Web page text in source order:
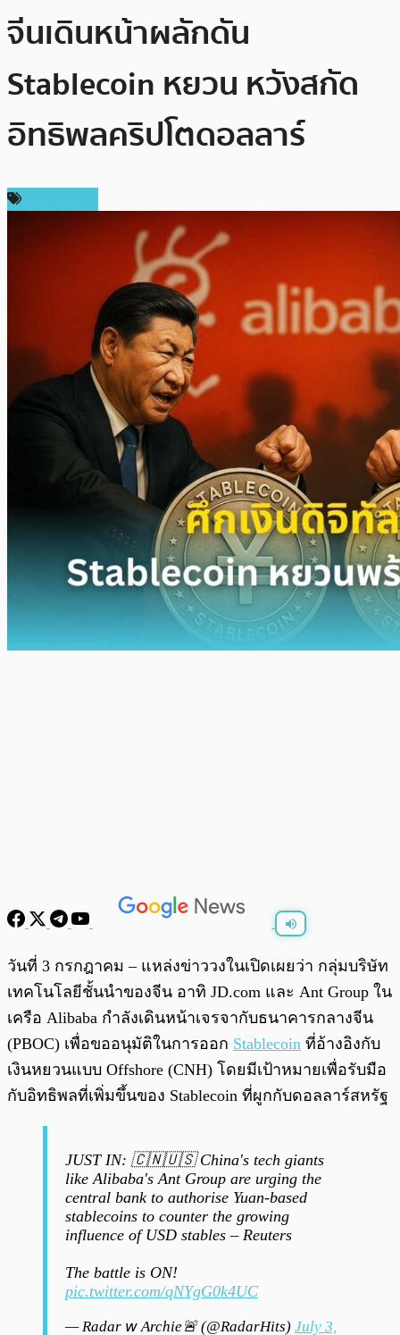
จีนเดินหน้าผลักดัน
Stablecoin หยวน หวังสกัด
อิทธิพลคริปโตดอลลาร์
0:00 / 0:00
วันที่ 3 กรกฎาคม – แหล่งข่าววงในเปิดเผยว่า กลุ่มบริษัท
เทคโนโลยีชั้นนำของจีน อาทิ JD.com และ Ant Group ใน
เครือ Alibaba กำลังเดินหน้าเจรจากับธนาคารกลางจีน
(PBOC) เพื่อขออนุมัติในการออก Stablecoin ที่อ้างอิงกับ
เงินหยวนแบบ Offshore (CNH) โดยมีเป้าหมายเพื่อรับมือ
กับอิทธิพลที่เพิ่มขึ้นของ Stablecoin ที่ผูกกับดอลลาร์สหรัฐ
JUST IN: 🇨🇳🇺🇸 China's tech giants
like Alibaba's Ant Group are urging the
central bank to authorise Yuan-based
stablecoins to counter the growing
influence of USD stables – Reuters
The battle is ON!
pic.twitter.com/qNYgG0k4UC
— Radar 𝘸​ Archie🚨 (@RadarHits) July 3,